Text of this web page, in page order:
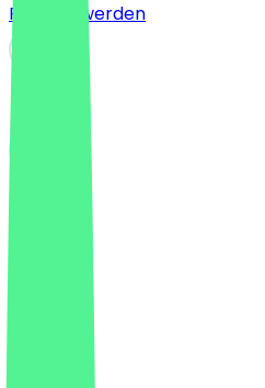
Partner werden